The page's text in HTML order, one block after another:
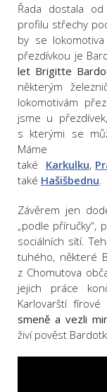
Řada dostala
profilu střechy
by se
přezdívkou je
let Brigitte
některým
lokomotivám
jsme u
s kterými se
také Karkulku,
také Hašišbednu
Závěrem jen
„podle příručky“,
sociálních sítí.
tuhého, některé
z Chomutova
jejich práce
Karlovarští
smeně a vezli
živí pověst